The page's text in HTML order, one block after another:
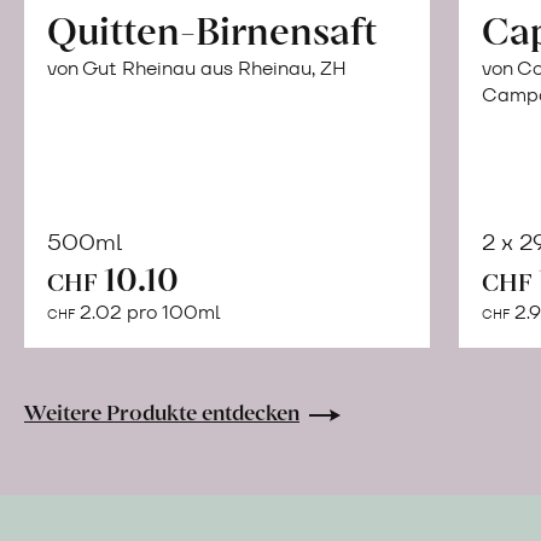
Quitten-Birnensaft
von Gut Rheinau aus Rheinau, ZH
500ml
CHF 10.10
CHF 2.02 pro 100ml
Warenkorb
von
2 x
CHF
CHF
Weitere Produkte entdecken